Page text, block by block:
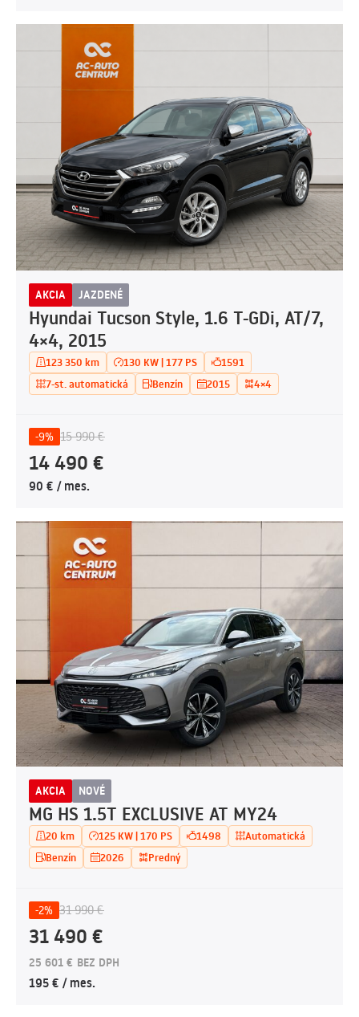
AKCIA JAZDENÉ
Hyundai Tucson Style, 1.6 T-GDi, AT/7,
4×4, 2015
123 350 km 130 KW | 177 PS
1591
7-st. automatická
Benzín 2015 4×4
-9% 15 990 €
14 490 €
90 € / mes.
AKCIA NOVÉ
MG HS 1.5T EXCLUSIVE AT MY24
20 km 125 KW | 170 PS 1498
Automatická
Benzín
2026 Predný
-2% 31 990 €
31 490 €
25 601 € BEZ DPH
195 € / mes.